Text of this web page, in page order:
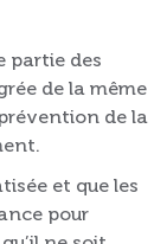
partie des
de la même
de la
et que les
pour